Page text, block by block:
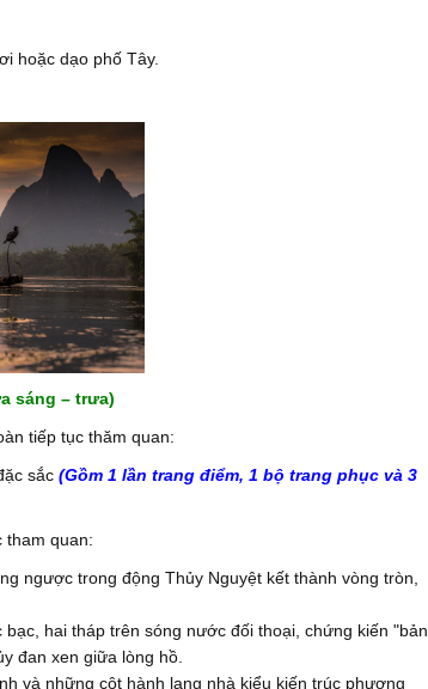
hoặc dạo phố Tây.
sáng – trưa)
tiếp tục thăm quan:
sắc (Gồm 1 lần trang điểm, 1 bộ trang phục và 3
tham quan:
ngược trong động Thủy Nguyệt kết thành vòng tròn,
bạc, hai tháp trên sóng nước đối thoại, chứng kiến "bản
đan xen giữa lòng hồ.
và những cột hành lang nhà kiểu kiến trúc phương